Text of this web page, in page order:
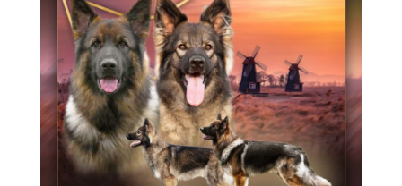
Séance grimaces (01/24)
Soirée à Motey (08/23)
Bonne Année (12/22)
Joyeux Noël (12/22)
Sortie à la Loue (05/22)